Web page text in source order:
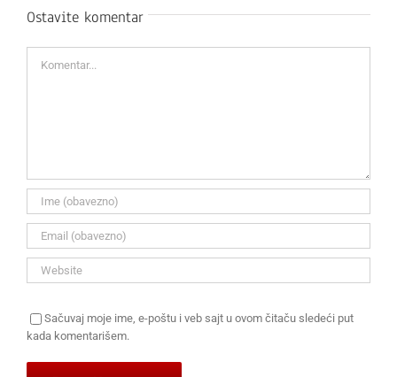
Ostavite komentar
Sačuvaj moje ime, e-poštu i veb sajt u ovom čitaču sledeći put
kada komentarišem.